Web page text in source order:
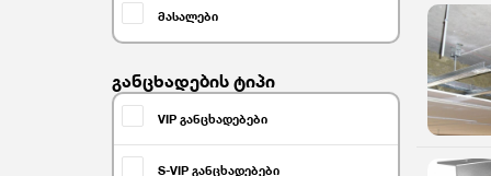
მასალები
განცხადების ტიპი
VIP განცხადებები
S-VIP განცხადებები